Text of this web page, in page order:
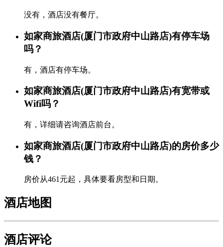
没有，酒店没有餐厅。
如家商旅酒店(厦门市政府中山路店)有停车场
吗？
有，酒店有停车场。
如家商旅酒店(厦门市政府中山路店)有宽带或
Wifi吗？
有，详细请咨询酒店前台。
如家商旅酒店(厦门市政府中山路店)的房价多少
钱？
房价从461元起，具体要看房型和日期。
酒店地图
酒店评论